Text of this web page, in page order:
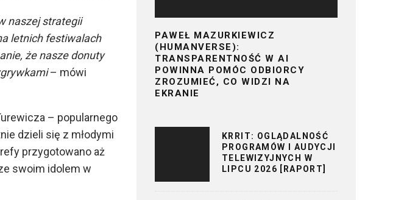
naszej strategii
letnich festiwalach
że nasze donuty
– mówi
– popularnego
dzieli się z młodymi
przygotowano aż
swoim idolem w
PAWEŁ MAZURKIEWICZ
(HUMANVERSE):
TRANSPARENTNOŚĆ W AI
POWINNA POMÓC ODBIORCY
ZROZUMIEĆ, CO WIDZI NA
EKRANIE
KRRIT: OGLĄDALNOŚĆ
PROGRAMÓW I AUDYCJI
TELEWIZYJNYCH W
LIPCU 2026 [RAPORT]